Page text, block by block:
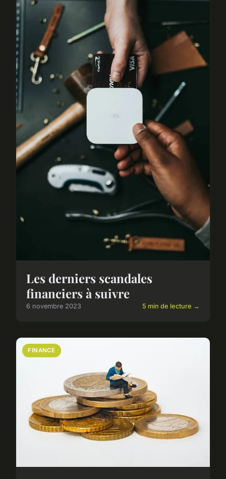
Les derniers scandales
financiers à suivre
6 novembre 2023 5 min de lecture →
FINANCE